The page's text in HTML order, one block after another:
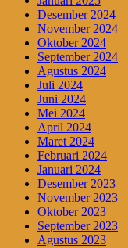
Desember 2024
November 2024
Oktober 2024
September 2024
Agustus 2024
Juli 2024
Juni 2024
Mei 2024
April 2024
Maret 2024
Februari 2024
Januari 2024
Desember 2023
November 2023
Oktober 2023
September 2023
Agustus 2023